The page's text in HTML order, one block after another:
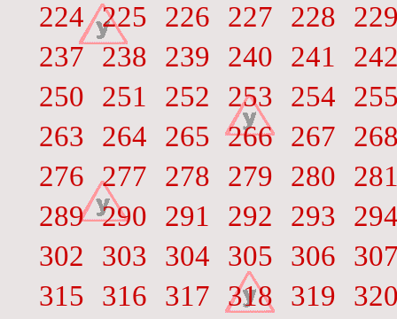
224 225 226 227 228
237
238 239 240 241
250
251 252 253 254
263
264 265 266 267
276 277 278 279 280
289 290 291 292 293
302
303 304 305 306
315
316 317 318 319